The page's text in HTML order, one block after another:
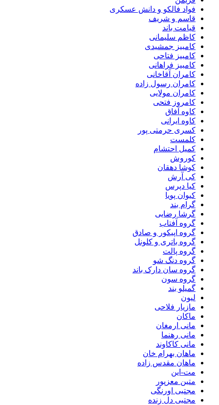
فواد فالکو و دانش عسکری
قاسم و شریف
قیامت باند
کاظم سلیمانی
کامبیز جمشیدی
کامبیز فتاحی
کامبیز فراهانی
کامران آقاخانی
کامران رسول زاده
کامران مولایی
کامروز فتحی
کاوه آفاق
کاوه ایرانی
کسری حرمتی پور
کلمست
کمیل احتشام
کوروش
کوشا دهقان
کی آرش
کیا دپرس
کیوان پویا
گرام بند
گرشا رضایی
گروه آفتاب
گروه اپیکور و صادق
گروه باتری و کلونل
گروه پالت
گروه دنگ شو
گروه سان دارک باند
گروه سون
گمیلو بند
لیون
مازیار فلاحی
ماکان
مانی ارمغان
مانی رهنما
مانی کاکاوند
ماهان بهرام خان
ماهان مقدس زاده
مت-این
متین معزپور
مجتبی اورنگی
مجتبی دل زنده